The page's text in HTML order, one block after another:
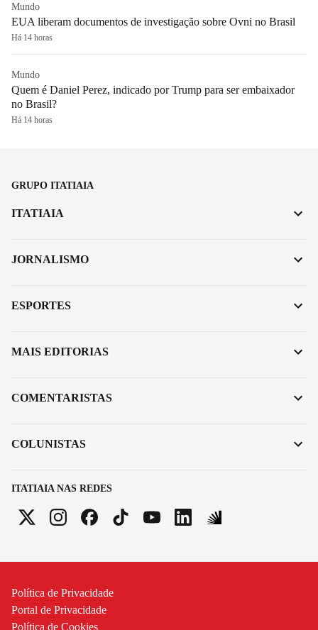
Mundo
EUA liberam documentos de investigação sobre Ovni no Brasil
Há 14 horas
Mundo
Quem é Daniel Perez, indicado por Trump para ser embaixador
no Brasil?
Há 14 horas
GRUPO ITATIAIA
ITATIAIA NAS REDES
ITATIAIA
JORNALISMO
ESPORTES
MAIS EDITORIAS
COMENTARISTAS
COLUNISTAS
Política de Privacidade
Portal de Privacidade
Política de Cookies